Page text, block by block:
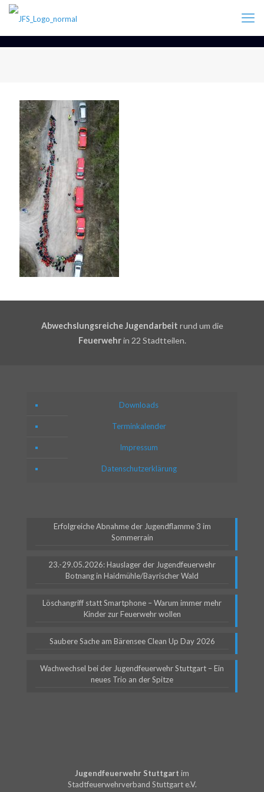
Abwechslungsreiche Jugendarbeit rund um die
Feuerwehrin 22 Stadtteilen.
Downloads
Terminkalender
Impressum
Datenschutzerklärung
Erfolgreiche Abnahme der Jugendflamme 3 im
Sommerrain
23.-29.05.2026: Hauslager der Jugendfeuerwehr
Botnang in Haidmühle/Bayrischer Wald
Löschangriff statt Smartphone – Warum immer mehr
Kinder zur Feuerwehr wollen
Saubere Sache am Bärensee Clean Up Day 2026
Wachwechsel bei der Jugendfeuerwehr Stuttgart – Ein
neues Trio an der Spitze
Jugendfeuerwehr Stuttgart im
Stadtfeuerwehrverband Stuttgart e.V.